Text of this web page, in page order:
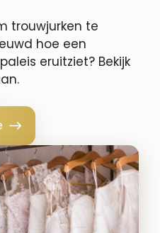
trouwjurken te
hoe een
eruitziet? Bekijk